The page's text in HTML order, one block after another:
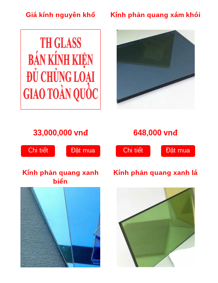
Giá kính nguyên khổ
33,000,000 vnđ
Chi tiết Đặt mua
Kính phản quang xám khói
648,000 vnđ
Chi tiết Đặt mua
Kính phản quang xanh
biển
Kính phản quang xanh lá